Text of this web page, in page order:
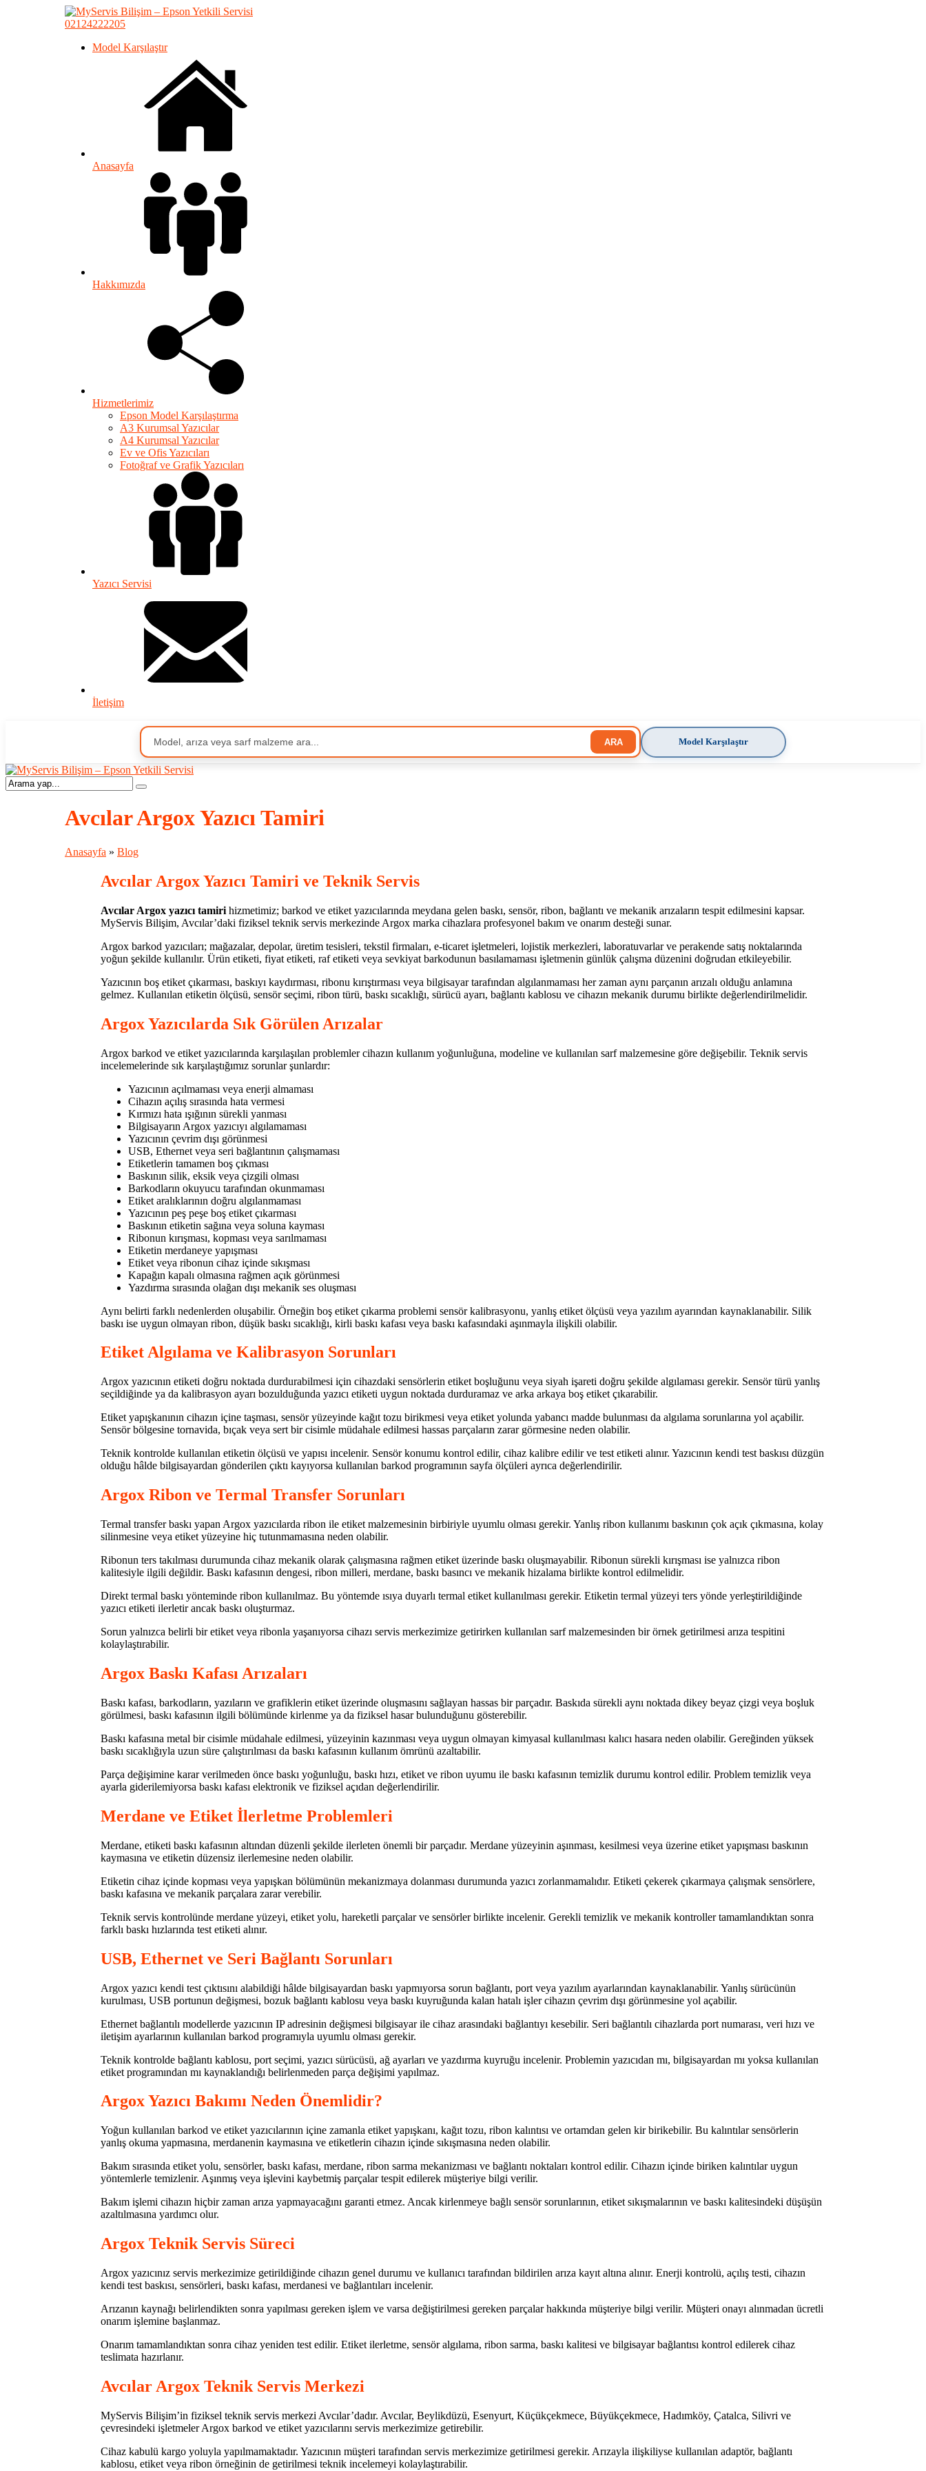
02124222205
Model Karşılaştır
Anasayfa
Hakkımızda
Hizmetlerimiz
Epson Model Karşılaştırma
A3 Kurumsal Yazıcılar
A4 Kurumsal Yazıcılar
Ev ve Ofis Yazıcıları
Fotoğraf ve Grafik Yazıcıları
Yazıcı Servisi
İletişim
ARA Model Karşılaştır
Avcılar Argox Yazıcı Tamiri
Anasayfa » Blog
Avcılar Argox Yazıcı Tamiri ve Teknik Servis
Avcılar Argox yazıcı tamiri hizmetimiz; barkod ve etiket yazıcılarında meydana gelen baskı, sensör, ribon, bağlantı ve mekanik arızaların tespit edilmesini kapsar.
MyServis Bilişim, Avcılar’daki fiziksel teknik servis merkezinde Argox marka cihazlara profesyonel bakım ve onarım desteği sunar.
Argox barkod yazıcıları; mağazalar, depolar, üretim tesisleri, tekstil firmaları, e-ticaret işletmeleri, lojistik merkezleri, laboratuvarlar ve perakende satış noktalarında
yoğun şekilde kullanılır. Ürün etiketi, fiyat etiketi, raf etiketi veya sevkiyat barkodunun basılamaması işletmenin günlük çalışma düzenini doğrudan etkileyebilir.
Yazıcının boş etiket çıkarması, baskıyı kaydırması, ribonu kırıştırması veya bilgisayar tarafından algılanmaması her zaman aynı parçanın arızalı olduğu anlamına
gelmez. Kullanılan etiketin ölçüsü, sensör seçimi, ribon türü, baskı sıcaklığı, sürücü ayarı, bağlantı kablosu ve cihazın mekanik durumu birlikte değerlendirilmelidir.
Argox Yazıcılarda Sık Görülen Arızalar
Argox barkod ve etiket yazıcılarında karşılaşılan problemler cihazın kullanım yoğunluğuna, modeline ve kullanılan sarf malzemesine göre değişebilir. Teknik servis
incelemelerinde sık karşılaştığımız sorunlar şunlardır:
Yazıcının açılmaması veya enerji almaması
Cihazın açılış sırasında hata vermesi
Kırmızı hata ışığının sürekli yanması
Bilgisayarın Argox yazıcıyı algılamaması
Yazıcının çevrim dışı görünmesi
USB, Ethernet veya seri bağlantının çalışmaması
Etiketlerin tamamen boş çıkması
Baskının silik, eksik veya çizgili olması
Barkodların okuyucu tarafından okunmaması
Etiket aralıklarının doğru algılanmaması
Yazıcının peş peşe boş etiket çıkarması
Baskının etiketin sağına veya soluna kayması
Ribonun kırışması, kopması veya sarılmaması
Etiketin merdaneye yapışması
Etiket veya ribonun cihaz içinde sıkışması
Kapağın kapalı olmasına rağmen açık görünmesi
Yazdırma sırasında olağan dışı mekanik ses oluşması
Aynı belirti farklı nedenlerden oluşabilir. Örneğin boş etiket çıkarma problemi sensör kalibrasyonu, yanlış etiket ölçüsü veya yazılım ayarından kaynaklanabilir. Silik
baskı ise uygun olmayan ribon, düşük baskı sıcaklığı, kirli baskı kafası veya baskı kafasındaki aşınmayla ilişkili olabilir.
Etiket Algılama ve Kalibrasyon Sorunları
Argox yazıcının etiketi doğru noktada durdurabilmesi için cihazdaki sensörlerin etiket boşluğunu veya siyah işareti doğru şekilde algılaması gerekir. Sensör türü yanlış
seçildiğinde ya da kalibrasyon ayarı bozulduğunda yazıcı etiketi uygun noktada durduramaz ve arka arkaya boş etiket çıkarabilir.
Etiket yapışkanının cihazın içine taşması, sensör yüzeyinde kağıt tozu birikmesi veya etiket yolunda yabancı madde bulunması da algılama sorunlarına yol açabilir.
Sensör bölgesine tornavida, bıçak veya sert bir cisimle müdahale edilmesi hassas parçaların zarar görmesine neden olabilir.
Teknik kontrolde kullanılan etiketin ölçüsü ve yapısı incelenir. Sensör konumu kontrol edilir, cihaz kalibre edilir ve test etiketi alınır. Yazıcının kendi test baskısı düzgün
olduğu hâlde bilgisayardan gönderilen çıktı kayıyorsa kullanılan barkod programının sayfa ölçüleri ayrıca değerlendirilir.
Argox Ribon ve Termal Transfer Sorunları
Termal transfer baskı yapan Argox yazıcılarda ribon ile etiket malzemesinin birbiriyle uyumlu olması gerekir. Yanlış ribon kullanımı baskının çok açık çıkmasına, kolay
silinmesine veya etiket yüzeyine hiç tutunmamasına neden olabilir.
Ribonun ters takılması durumunda cihaz mekanik olarak çalışmasına rağmen etiket üzerinde baskı oluşmayabilir. Ribonun sürekli kırışması ise yalnızca ribon
kalitesiyle ilgili değildir. Baskı kafasının dengesi, ribon milleri, merdane, baskı basıncı ve mekanik hizalama birlikte kontrol edilmelidir.
Direkt termal baskı yönteminde ribon kullanılmaz. Bu yöntemde ısıya duyarlı termal etiket kullanılması gerekir. Etiketin termal yüzeyi ters yönde yerleştirildiğinde
yazıcı etiketi ilerletir ancak baskı oluşturmaz.
Sorun yalnızca belirli bir etiket veya ribonla yaşanıyorsa cihazı servis merkezimize getirirken kullanılan sarf malzemesinden bir örnek getirilmesi arıza tespitini
kolaylaştırabilir.
Argox Baskı Kafası Arızaları
Baskı kafası, barkodların, yazıların ve grafiklerin etiket üzerinde oluşmasını sağlayan hassas bir parçadır. Baskıda sürekli aynı noktada dikey beyaz çizgi veya boşluk
görülmesi, baskı kafasının ilgili bölümünde kirlenme ya da fiziksel hasar bulunduğunu gösterebilir.
Baskı kafasına metal bir cisimle müdahale edilmesi, yüzeyinin kazınması veya uygun olmayan kimyasal kullanılması kalıcı hasara neden olabilir. Gereğinden yüksek
baskı sıcaklığıyla uzun süre çalıştırılması da baskı kafasının kullanım ömrünü azaltabilir.
Parça değişimine karar verilmeden önce baskı yoğunluğu, baskı hızı, etiket ve ribon uyumu ile baskı kafasının temizlik durumu kontrol edilir. Problem temizlik veya
ayarla giderilemiyorsa baskı kafası elektronik ve fiziksel açıdan değerlendirilir.
Merdane ve Etiket İlerletme Problemleri
Merdane, etiketi baskı kafasının altından düzenli şekilde ilerleten önemli bir parçadır. Merdane yüzeyinin aşınması, kesilmesi veya üzerine etiket yapışması baskının
kaymasına ve etiketin düzensiz ilerlemesine neden olabilir.
Etiketin cihaz içinde kopması veya yapışkan bölümünün mekanizmaya dolanması durumunda yazıcı zorlanmamalıdır. Etiketi çekerek çıkarmaya çalışmak sensörlere,
baskı kafasına ve mekanik parçalara zarar verebilir.
Teknik servis kontrolünde merdane yüzeyi, etiket yolu, hareketli parçalar ve sensörler birlikte incelenir. Gerekli temizlik ve mekanik kontroller tamamlandıktan sonra
farklı baskı hızlarında test etiketi alınır.
USB, Ethernet ve Seri Bağlantı Sorunları
Argox yazıcı kendi test çıktısını alabildiği hâlde bilgisayardan baskı yapmıyorsa sorun bağlantı, port veya yazılım ayarlarından kaynaklanabilir. Yanlış sürücünün
kurulması, USB portunun değişmesi, bozuk bağlantı kablosu veya baskı kuyruğunda kalan hatalı işler cihazın çevrim dışı görünmesine yol açabilir.
Ethernet bağlantılı modellerde yazıcının IP adresinin değişmesi bilgisayar ile cihaz arasındaki bağlantıyı kesebilir. Seri bağlantılı cihazlarda port numarası, veri hızı ve
iletişim ayarlarının kullanılan barkod programıyla uyumlu olması gerekir.
Teknik kontrolde bağlantı kablosu, port seçimi, yazıcı sürücüsü, ağ ayarları ve yazdırma kuyruğu incelenir. Problemin yazıcıdan mı, bilgisayardan mı yoksa kullanılan
etiket programından mı kaynaklandığı belirlenmeden parça değişimi yapılmaz.
Argox Yazıcı Bakımı Neden Önemlidir?
Yoğun kullanılan barkod ve etiket yazıcılarının içine zamanla etiket yapışkanı, kağıt tozu, ribon kalıntısı ve ortamdan gelen kir birikebilir. Bu kalıntılar sensörlerin
yanlış okuma yapmasına, merdanenin kaymasına ve etiketlerin cihazın içinde sıkışmasına neden olabilir.
Bakım sırasında etiket yolu, sensörler, baskı kafası, merdane, ribon sarma mekanizması ve bağlantı noktaları kontrol edilir. Cihazın içinde biriken kalıntılar uygun
yöntemlerle temizlenir. Aşınmış veya işlevini kaybetmiş parçalar tespit edilerek müşteriye bilgi verilir.
Bakım işlemi cihazın hiçbir zaman arıza yapmayacağını garanti etmez. Ancak kirlenmeye bağlı sensör sorunlarının, etiket sıkışmalarının ve baskı kalitesindeki düşüşün
azaltılmasına yardımcı olur.
Argox Teknik Servis Süreci
Argox yazıcınız servis merkezimize getirildiğinde cihazın genel durumu ve kullanıcı tarafından bildirilen arıza kayıt altına alınır. Enerji kontrolü, açılış testi, cihazın
kendi test baskısı, sensörleri, baskı kafası, merdanesi ve bağlantıları incelenir.
Arızanın kaynağı belirlendikten sonra yapılması gereken işlem ve varsa değiştirilmesi gereken parçalar hakkında müşteriye bilgi verilir. Müşteri onayı alınmadan ücretli
onarım işlemine başlanmaz.
Onarım tamamlandıktan sonra cihaz yeniden test edilir. Etiket ilerletme, sensör algılama, ribon sarma, baskı kalitesi ve bilgisayar bağlantısı kontrol edilerek cihaz
teslimata hazırlanır.
Avcılar Argox Teknik Servis Merkezi
MyServis Bilişim’in fiziksel teknik servis merkezi Avcılar’dadır. Avcılar, Beylikdüzü, Esenyurt, Küçükçekmece, Büyükçekmece, Hadımköy, Çatalca, Silivri ve
çevresindeki işletmeler Argox barkod ve etiket yazıcılarını servis merkezimize getirebilir.
Cihaz kabulü kargo yoluyla yapılmamaktadır. Yazıcının müşteri tarafından servis merkezimize getirilmesi gerekir. Arızayla ilişkiliyse kullanılan adaptör, bağlantı
kablosu, etiket veya ribon örneğinin de getirilmesi teknik incelemeyi kolaylaştırabilir.